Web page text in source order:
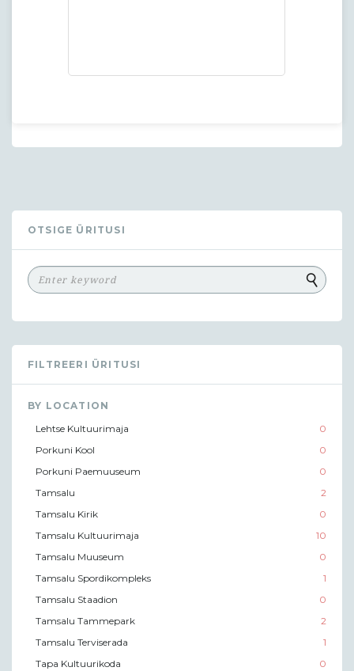
OTSIGE ÜRITUSI
FILTREERI ÜRITUSI
BY LOCATION
Lehtse Kultuurimaja
0
Porkuni Kool
0
Porkuni Paemuuseum
0
Tamsalu
2
Tamsalu Kirik
0
Tamsalu Kultuurimaja
10
Tamsalu Muuseum
0
Tamsalu Spordikompleks
1
Tamsalu Staadion
0
Tamsalu Tammepark
2
Tamsalu Terviserada
1
Tapa Kultuurikoda
0